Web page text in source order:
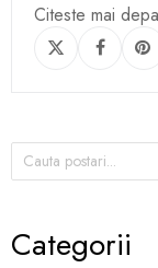
Citeste mai
Categorii